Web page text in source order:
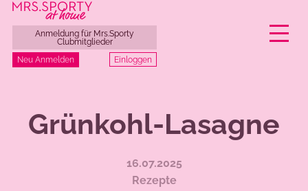
springen
Anmeldung für Mrs.Sporty
Clubmitglieder
Neu Anmelden
Einloggen
Grünkohl-Lasagne
16.07.2025
Rezepte